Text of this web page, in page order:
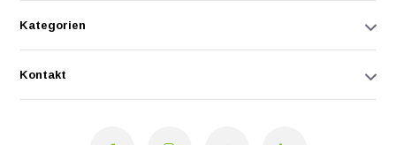
Kategorien
Kontakt